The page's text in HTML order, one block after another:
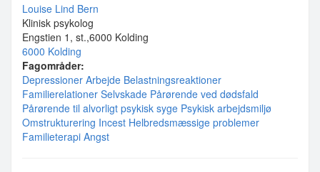
Louise Lind Bern
Klinisk psykolog
Engstien 1, st.,6000 Kolding
6000 Kolding
Fagområder:
Depressioner Arbejde Belastningsreaktioner
Familierelationer Selvskade Pårørende ved dødsfald
Pårørende til alvorligt psykisk syge Psykisk arbejdsmiljø
Omstrukturering Incest Helbredsmæssige problemer
Familieterapi Angst